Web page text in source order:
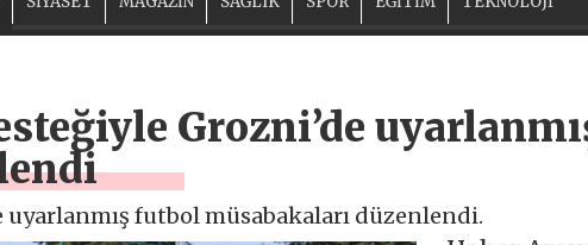
Grozni’de
futbol müsabakaları düzenlendi.